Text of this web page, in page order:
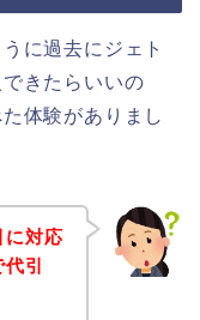
に過去にジェト
きたらいいの
体験がありまし
に対応
引